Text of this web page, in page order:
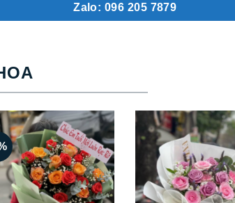
Zalo: 096 205 7879